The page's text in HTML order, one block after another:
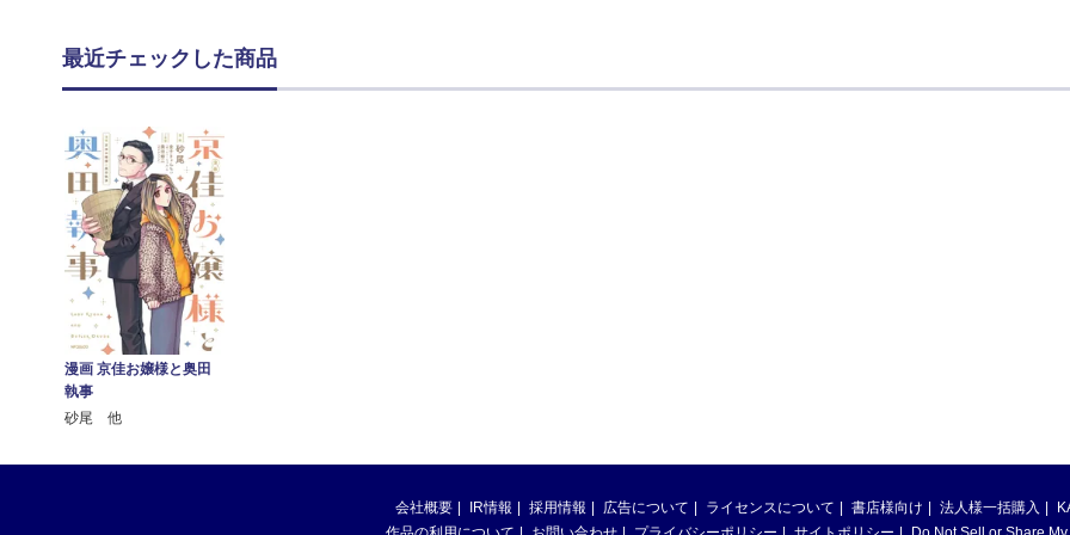
最近チェックした商品
漫画 京佳お嬢様と奥田
執事
砂尾 他
会社概要 IR情報 採用情報 広告について ライセンスについて 書店様向け 法人様一括購入